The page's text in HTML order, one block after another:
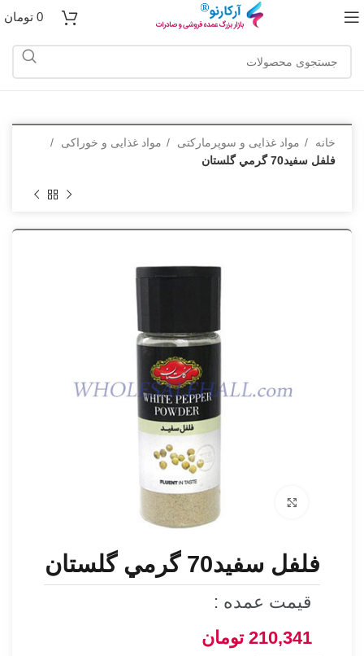
0 تومان
خانه مواد غذایی و سوپرمارکتی
مواد غذایی و خوراکی
فلفل سفيد70 گرمي گلستان
برای بزرگنمایی کلیک کنید
فلفل سفيد70 گرمي گلستان
قیمت عمده :
210,341 تومان